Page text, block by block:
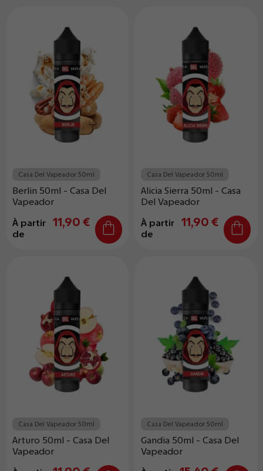
Casa Del Vapeador 50ml
Berlin 50ml - Casa Del
Vapeador
À partir
de
11,90 €
Casa Del Vapeador 50ml
Alicia Sierra 50ml - Casa
Del Vapeador
À partir
de
11,90 €
Casa Del Vapeador 50ml
Arturo 50ml - Casa Del
Vapeador
Casa Del Vapeador 50ml
Gandia 50ml - Casa Del
Vapeador